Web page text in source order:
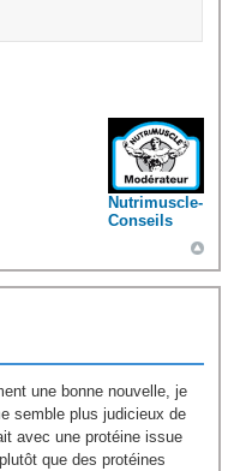
Nutrimuscle-
Conseils
une bonne nouvelle, je
semble plus judicieux de
avec une protéine issue
que des protéines